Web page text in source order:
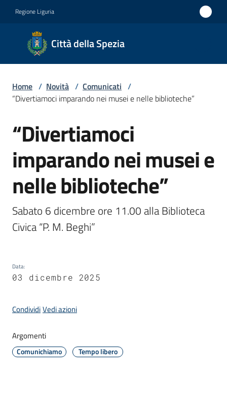
Regione Liguria
Città della Spezia
Città
della
Medaglia
Merito
Civile
Medaglia
d'argento
al Valor
Militare
Amministrazione
Servizi
Vivere
il
Home / Novità / Comunicati /
“Divertiamoci imparando nei musei e nelle biblioteche”
Salta al contenuto
“Divertiamoci
imparando nei musei e
nelle biblioteche”
Sabato 6 dicembre ore 11.00 alla Biblioteca
Civica “P. M. Beghi”
Data:
03 dicembre 2025
CondividiVedi azioni
Argomenti
Comunichiamo Tempo libero